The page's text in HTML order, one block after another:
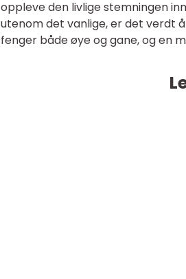
oppleve den livlige stemningen
utenom det vanlige, er det verdt
fenger både øye og gane, og en